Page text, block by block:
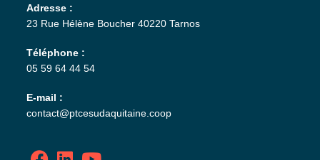
Adresse :
23 Rue Hélène Boucher 40220 Tarnos
Téléphone :
05 59 64 44 54
E-mail :
contact@ptcesudaquitaine.coop